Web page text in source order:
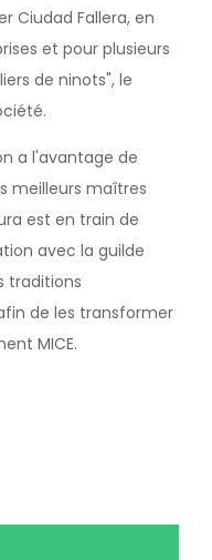
Ciudad Fallera, en
et pour plusieurs
de ninots", le
a l'avantage de
meilleurs maîtres
est en train de
avec la guilde
traditions
de les transformer
MICE.